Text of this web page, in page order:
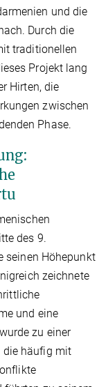
und die
Durch die
traditionellen
Projekt lang
Hirten, die
zwischen
Phase.
des 9.
seinen Höhepunkt
zeichnete
und eine
zu einer
die häufig mit